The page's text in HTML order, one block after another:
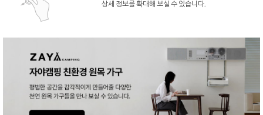
상세 정보를 확대해 보실 수 있습니다.